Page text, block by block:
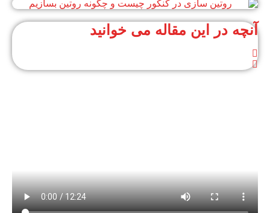
آنچه در این مقاله می خوانید